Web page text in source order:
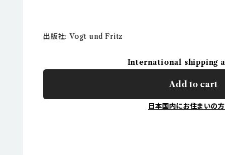
出版社: Vogt und Fritz
International shipping
Add to cart
日本国内にお住まいの